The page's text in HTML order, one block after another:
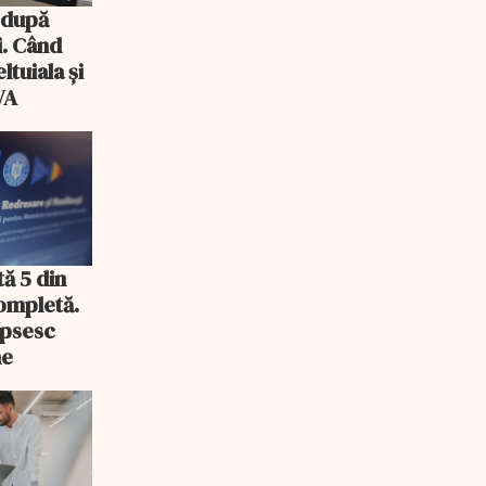
Când
și
5 din